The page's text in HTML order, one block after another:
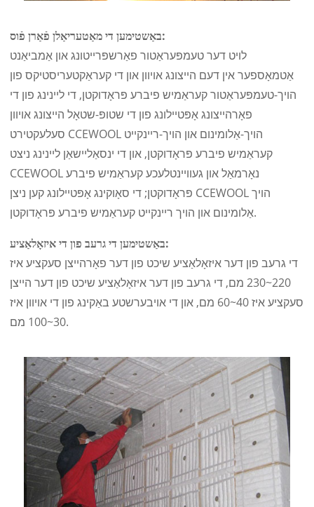
באַשטימען די מאַטעריאַלן פֿאַרן פֿוס:
לויט דער טעמפּעראַטור פאַרשפּרייטונג און אַמביאַנט
אַטמאָספער אין דעם הייצונג אויוון און די קעראַקטעריסטיקס פון
הויך-טעמפּעראַטור קעראַמיש פיברע פּראָדוקטן, די ליינינג פון די
פאָרהייצונג אָפּטיילונג פון די שטופּ-שטאָל הייצונג אויוון
סעלעקטירט CCEWOOL הויך-אַלומינום און הויך-ריינקייט
קעראַמיש פיברע פּראָדוקטן, און די ינסאַליישאַן ליינינג ניצט
CCEWOOL נאָרמאַל און געוויינטלעכע קעראַמיש פיברע
פּראָדוקטן; די סאָוקינג אָפּטיילונג קען ניצן CCEWOOL הויך
אַלומינום און הויך ריינקייט קעראַמיש פיברע פּראָדוקטן.
באַשטימען די גרעב פון די איזאָלאַציע:
די גרעב פון דער איזאָלאַציע שיכט פון דער פאָרהייצן סעקציע איז
220~230 מם, די גרעב פון דער איזאָלאַציע שיכט פון דער הייצן
סעקציע איז 40~60 מם, און די אויבערשטע באַקינג פון די אויוון איז
30~100 מם.